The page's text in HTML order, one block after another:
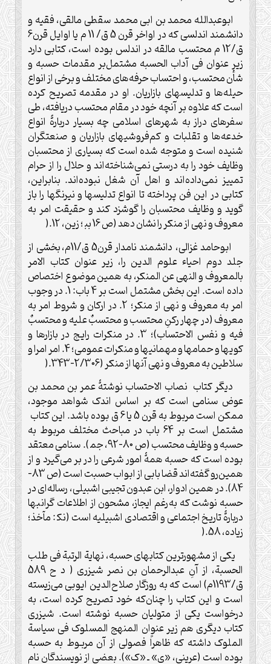
ابوعبدالله محمد بن ابی محمد سقطی مالقی، فقیه و
دانشمند اندلسی که در اواخر قرن 5 ق/ 11 م یا اوایل قرن6
ق/12 م محتسب مالقه در اندلس بوده است، کتابی دارد
زیر عنوان فی آداب الحسبه مشتمل‌بر مقدمات حسبه و
شأن محتسب، و احتساب حرفه‌های مختلف و برخی از انواع
حیله‌ها و تدلیسهای بازاریان. او در مقدمه تصریح کرده
است که علاوه بر آنچه خود در مقام محتسب دریافته، طی
سفرهای دراز به شهرهای اسلامی چه بسیار دربارۀ انواع
خدعه‌ها و تقلبات و کم‌فروشیهای بازاریان و صنعتگران
شنیده است و متوجه شده است که بسیاری از محتسبان
وظایف خود را به درستی نمی‌شناخته‌اند و حلال را از حرام
تمییز نمی‌داده‌اند و اهل آن شغل نبوده‌اند. بنابراین،
کتابی در این فن پرداخته تا انواع تدلیسها و نیرنگها را باز
گوید و وظایف محتسبان را گوشزد کند و حقیقت امر به
معروف و نهی از منکر را نشان دهد (ص 16 بب‍ ؛ زین، 12
).
ابوحامد غزالی، دانشمند نامدار قرن5 ق/11م، بخشی از
جلد دوم احیاء علوم الدین را، زیر عنوان کتاب الامر
بالمعروف و النهی عن المنکر، به همین موضوع اختصاص
داده است. این بخش مشتمل است بر 4 باب: 1. در وجوب
امر به معروف و نهی از منکر؛ 2. در ارکان و شروط امر به
معروف (در چهار رکنِ محتسب و محتسبٌ علیه و محتسبٌ
فیه و نفس الاحتساب)؛ 3. در منکرات رایج در بازارها و
کویها و حمامها و مهمانیها و منکرات عمومی؛ 4. امر امرا و
سلاطین به معروف و نهی آنها از منکر (2/306-343
).
دیگر کتاب نصاب الاحتساب نوشتۀ عمر بن محمد بن
عوض سنامی است که بر اساس اندک شواهد موجود،
ممکن است مربوط به قرن 5 یا 6 ق بوده باشد. این کتاب
مشتمل است بر 64 باب در مباحث مختلف مربوط به
حسبه و وظایف محتسب (ص 80-92، جم‍‌ ). سنامی معتقد
بوده است که حسبه همۀ امور شرعی را در بر می‌گیرد و از
همین‌رو گفته‌اند قضا بابی از ابواب حسبت است (ص 83-
84). در همین ادوار، ابن عبدون تجیبی اشبیلی، رساله‌ای در
حسبه نوشت که به‌رغم ایجاز، مشحون از اطلاعات گرانبها
دربارۀ تاریخ اجتماعی و اقتصادی اشبیلیه است (نک‍ : مآخذ؛
زیاده، 58
).
یکی از مشهورترین کتابهای حسبه، نهایة الرتبة فی طلب
الحسبة، از آنِ عبدالرحمان بن نصر شیزری ( د ح 589
ق/1193م) است که به روزگار صلاح‌الدین ایوبی می‌زیسته
است و این کتاب را چنان‌که خود تصریح کرده است، به
درخواست یکی از متولیان حسبه نوشته است. شیزری
کتاب دیگری هم زیر عنوان المنهج المسلوک فی سیاسة
الملوک داشته که ظاهراً فصولی از آن مربـوط به حسبه
بوده است (عرینی، «ی» ـ «ک»). بعضی از نویسندگان نام